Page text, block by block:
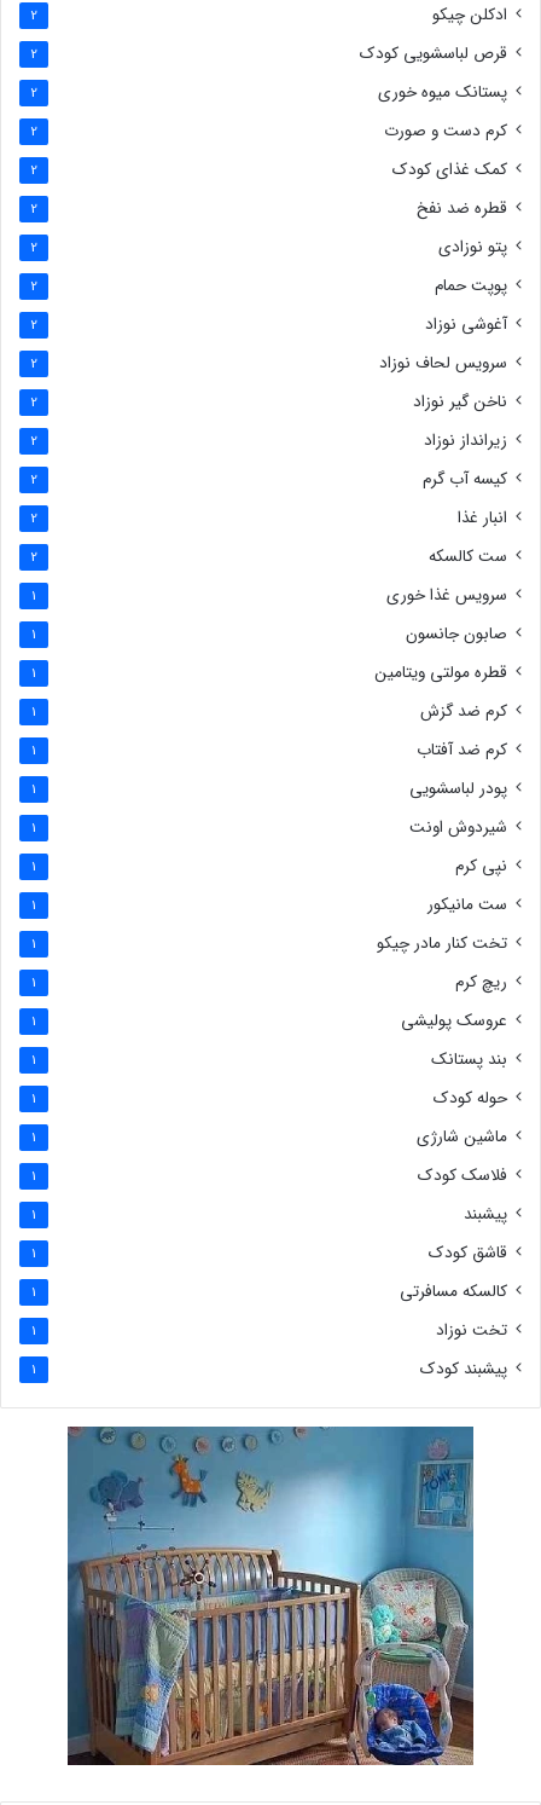
ادکلن چیکو 2
قرص لباسشویی کودک 2
پستانک میوه خوری 2
کرم دست و صورت 2
کمک غذای کودک 2
قطره ضد نفخ 2
پتو نوزادی 2
پوپت حمام 2
آغوشی نوزاد 2
سرویس لحاف نوزاد 2
ناخن گیر نوزاد 2
زیرانداز نوزاد 2
کیسه آب گرم 2
انبار غذا 2
ست کالسکه 2
سرویس غذا خوری 1
صابون جانسون 1
قطره مولتی ویتامین 1
کرم ضد گزش 1
کرم ضد آفتاب 1
پودر لباسشویی 1
شیردوش اونت 1
نپی کرم 1
ست مانیکور 1
تخت کنار مادر چیکو 1
ریچ کرم 1
عروسک پولیشی 1
بند پستانک 1
حوله کودک 1
ماشین شارژی 1
فلاسک کودک 1
پیشبند 1
قاشق کودک 1
کالسکه مسافرتی 1
تخت نوزاد 1
پیشبند کودک 1